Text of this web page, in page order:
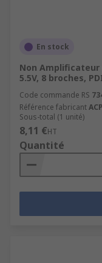
En stock
Non Amplificateur
5.5V, 8 broches,
Code commande RS
Référence fabricant
Sous-total (1 unité)
8,11 €HT
Quantité